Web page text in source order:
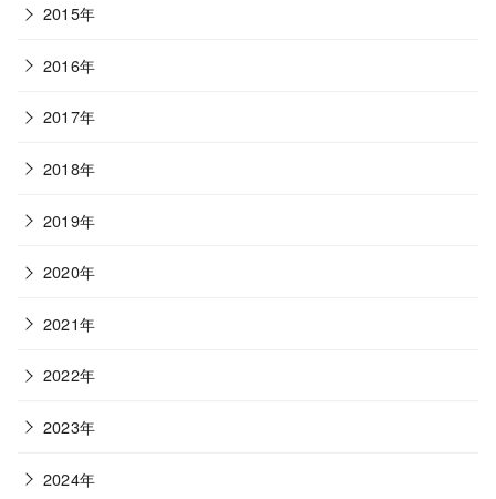
2015年
2016年
2017年
2018年
2019年
2020年
2021年
2022年
2023年
2024年